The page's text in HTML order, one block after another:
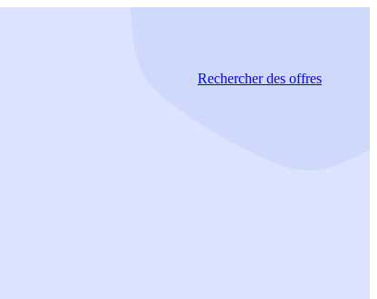
Rechercherdes offres